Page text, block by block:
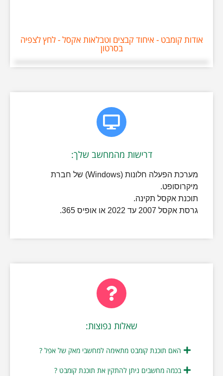
אודות קומבט - איחוד קבצים וטבלאות אקסל - לחץ לצפיה
בסרטון
דרישות מהמחשב שלך:
מערכת הפעלה חלונות (Windows) של חברת
מיקרוסופט.
תוכנת אקסל תקינה.
גרסת אקסל 2007 עד 2022 או אופיס 365.
שאלות נפוצות:
האם תוכנת קומבט מתאימה למחשבי מאק של אפל ?
בכמה מחשבים ניתן להתקין את תוכנת קומבט ?